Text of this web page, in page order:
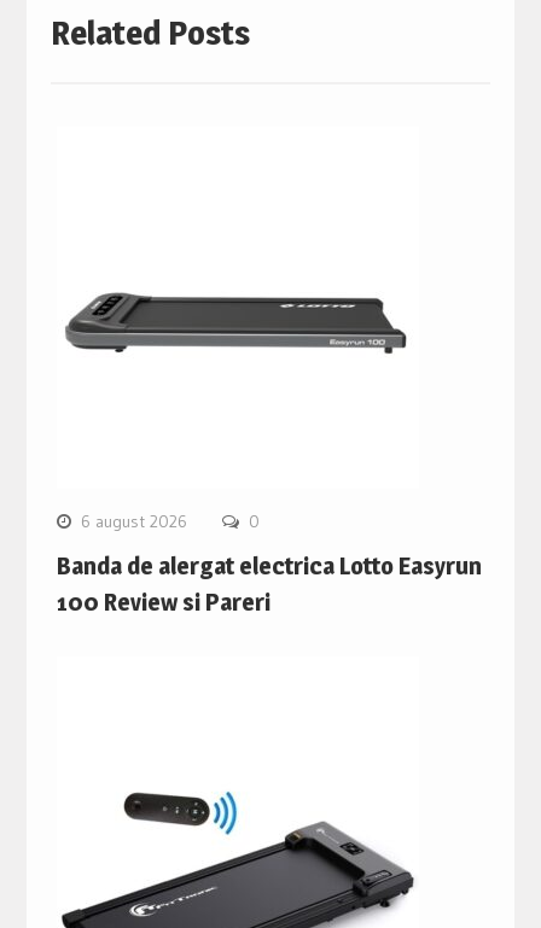
Related Posts
6 august 2026 0
Banda de alergat electrica Lotto Easyrun
100 Review si Pareri